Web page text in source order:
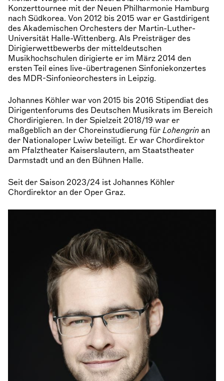
Konzerttournee mit der Neuen Philharmonie Hamburg
nach Südkorea. Von 2012 bis 2015 war er Gastdirigent
des Akademischen Orchesters der Martin-Luther-
Universität Halle-Wittenberg. Als Preisträger des
Dirigierwettbewerbs der mitteldeutschen
Musikhochschulen dirigierte er im März 2014 den
ersten Teil eines live-übertragenen Sinfoniekonzertes
des MDR-Sinfonieorchesters in Leipzig.
Johannes Köhler war von 2015 bis 2016 Stipendiat des
Dirigentenforums des Deutschen Musikrats im Bereich
Chordirigieren. In der Spielzeit 2018/19 war er
maßgeblich an der Choreinstudierung für Lohengrin an
der Nationaloper Lwiw beteiligt. Er war Chordirektor
am Pfalztheater Kaiserslautern, am Staatstheater
Darmstadt und an den Bühnen Halle.
Seit der Saison 2023/24 ist Johannes Köhler
Chordirektor an der Oper Graz.